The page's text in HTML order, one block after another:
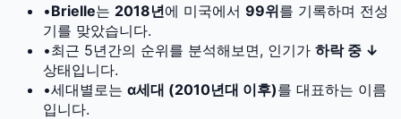
•Brielle는 2018년에 미국에서 99위를 기록하며 전성
기를 맞았습니다.
•최근 5년간의 순위를 분석해보면, 인기가 하락 중 ↓
상태입니다.
•세대별로는 α세대 (2010년대 이후)를 대표하는 이름
입니다.